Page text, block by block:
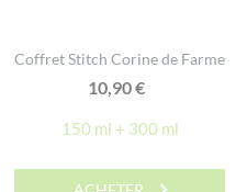
Coffret Stitch Corine de Farme
10,90€
150 ml + 300 ml